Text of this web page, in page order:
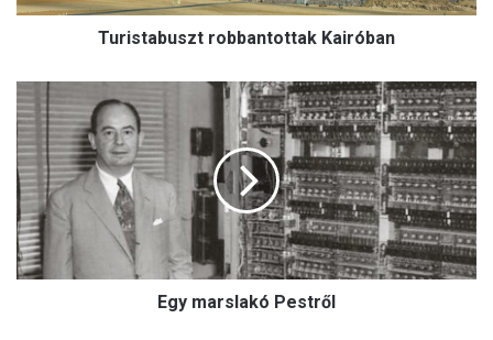
u
t
r
o
b
b
a
n
t
o
Turistabuszt robbantottak Kairóban
E
g
y
m
a
r
s
l
a
Egy marslakó Pestről